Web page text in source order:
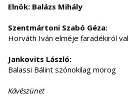
Elnök: Balázs Mihály
Szentmártoni Szabó Géza:
Horváth Iván elméje faradékiról
Jankovits László:
Balassi Bálint szónokilag morog
Kávészünet